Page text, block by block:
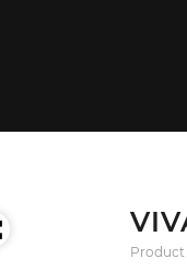
Product